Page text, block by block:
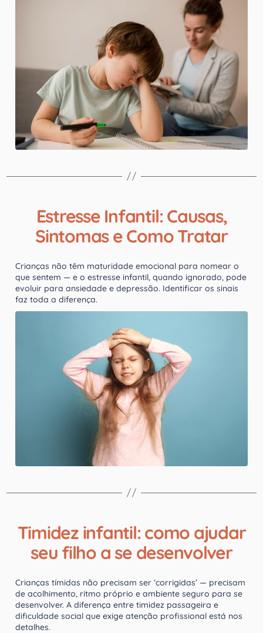
Estresse Infantil: Causas,
Sintomas e Como Tratar
Crianças não têm maturidade emocional para nomear o
que sentem — e o estresse infantil, quando ignorado, pode
evoluir para ansiedade e depressão. Identificar os sinais
faz toda a diferença.
Timidez infantil: como ajudar
seu filho a se desenvolver
Crianças tímidas não precisam ser ‘corrigidas’ — precisam
de acolhimento, ritmo próprio e ambiente seguro para se
desenvolver. A diferença entre timidez passageira e
dificuldade social que exige atenção profissional está nos
detalhes.